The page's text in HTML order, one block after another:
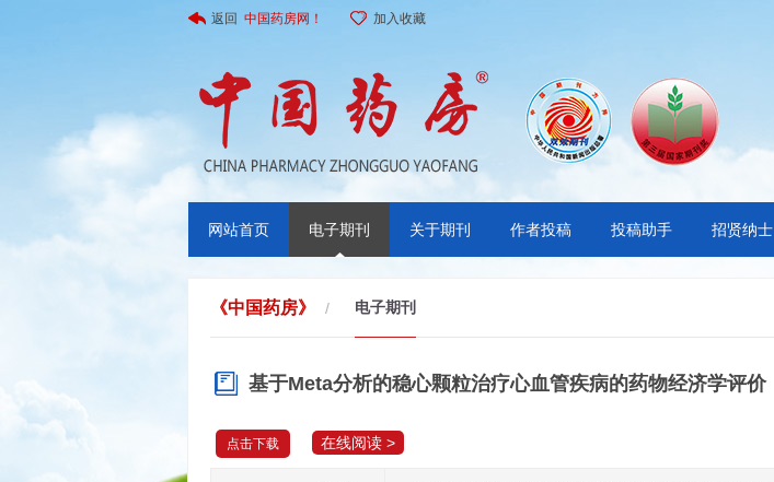
返回 中国药房网！ 加入收藏
网站首页 电子期刊 关于期刊 作者投稿 投稿助手 招贤纳士
《中国药房》 / 电子期刊
基于Meta分析的稳心颗粒治疗心血管疾病的药物经济学评价
在线阅读 >